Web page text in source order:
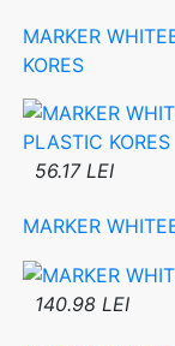
MARKER
KORES
56.17 LEI
MARKER
140.98 LEI